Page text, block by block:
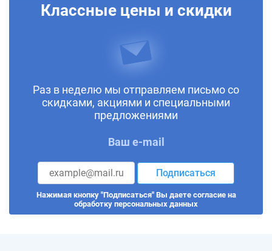
Классные цены и скидки
Раз в неделю мы отправляем письмо со
скидками, акциями и специальными
предложениями
Ваш e-mail
Подписаться
Нажимая кнопку "Подписаться" Вы даете согласие на
обработку персональных данных